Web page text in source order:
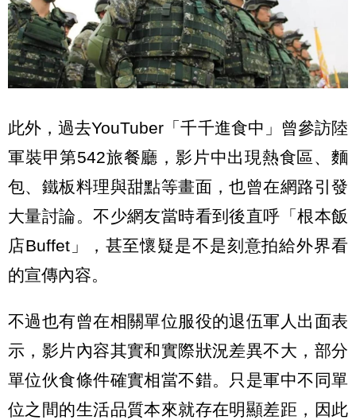
此外，過去YouTuber「千千進食中」曾參訪陸
軍裝甲第542旅餐廳，影片中出現熱食區、麵
包、鐵板料理與甜點等畫面，也曾在網路引發
大量討論。不少網友當時看到後直呼「根本飯
店Buffet」，甚至懷疑是不是刻意拍給外界看
的宣傳內容。
不過也有曾在相關單位服役的退伍軍人出面表
示，影片內容其實和實際狀況差異不大，部分
單位伙食條件確實相當不錯。只是軍中不同單
位之間的生活品質本來就存在明顯差距，因此